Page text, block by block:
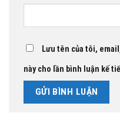
Lưu tên của tôi,
này cho lần bình luận kế